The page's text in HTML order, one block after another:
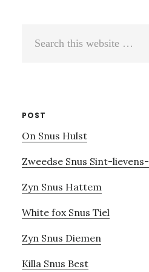
POST
On Snus Hulst
Zweedse Snus Sint-
Zyn Snus Hattem
White fox Snus Tiel
Zyn Snus Diemen
Killa Snus Best